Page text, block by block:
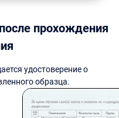
прохождения
удостоверение о
образца.